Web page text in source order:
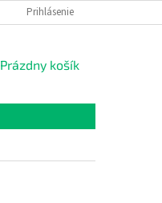
Prihlásenie
NÁKUPNÝ
Prázdny košík